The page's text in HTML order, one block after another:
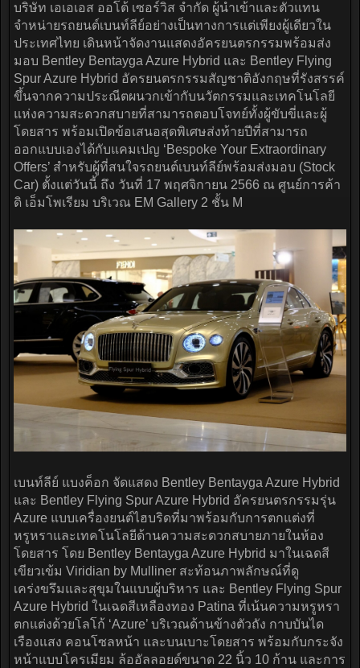
บริษัท เอเอเอส ออโต้ เซอร์วิส จำกัด ผู้นำเข้าและตัวแทน
จำหน่ายรถยนต์เบนท์ลีย์อย่างเป็นทางการแต่เพียงผู้เดียวใน
ประเทศไทย เดินหน้าจัดงานแสดงอัครยนตรกรรมพร้อมส่ง
มอบ Bentley Bentayga Azure Hybrid และ Bentley Flying
Spur Azure Hybrid อัครยนตรกรรมสัญชาติอังกฤษที่รังสรรค์
ขึ้นจากความประณีตผนวกเข้ากับนวัตกรรมและเทคโนโลยี
แห่งความสะดวกสบายที่สามารถตอบโจทย์ทั้งผู้ขับขี่และผู้
โดยสาร พร้อมเปิดข้อเสนอสุดพิเศษส่งท้ายปีที่สามารถ
ออกแบบเองได้กับแคมเปญ ‘Bespoke Your Extraordinary
Offers’ สำหรับผู้ที่สนใจรถยนต์เบนท์ลีย์พร้อมส่งมอบ (Stock
Car) ตั้งแต่วันนี้ ถึง วันที่ 17 พฤศจิกายน 2566 ณ ศูนย์การค้า
ดิ เอ็มโพเรียม บริเวณ EM Gallery 2 ชั้น M
เบนท์ลีย์ แบงค็อก จัดแสดง Bentley Bentayga Azure Hybrid
และ Bentley Flying Spur Azure Hybrid อัครยนตรกรรมรุ่น
Azure แบบเครื่องยนต์ไฮบริดที่มาพร้อมกับการตกแต่งที่
หรูหราและเทคโนโลยีด้านความสะดวกสบายภายในห้อง
โดยสาร โดย Bentley Bentayga Azure Hybrid มาในเฉดสี
เขียวเข้ม Viridian by Mulliner สะท้อนภาพลักษณ์ที่ดู
เคร่งขรึมและสุขุมในแบบผู้บริหาร และ Bentley Flying Spur
Azure Hybrid ในเฉดสีเหลืองทอง Patina ที่เน้นความหรูหรา
ตกแต่งด้วยโลโก้ ‘Azure’ บริเวณด้านข้างตัวถัง กาบบันได
เรืองแสง คอนโซลหน้า และบนเบาะโดยสาร พร้อมกับกระจัง
หน้าแบบโครเมียม ล้ออัลลอยด์ขนาด 22 นิ้ว 10 ก้าน และการ